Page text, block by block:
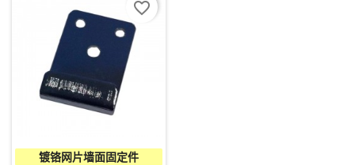
快速查看
镀铬网片墙面固定件
favorite_border